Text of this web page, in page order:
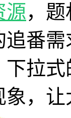
源，
番
拉
，